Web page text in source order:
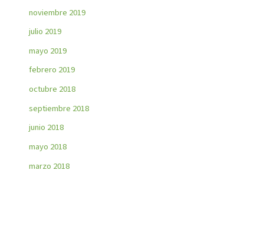
noviembre 2019
julio 2019
mayo 2019
febrero 2019
octubre 2018
septiembre 2018
junio 2018
mayo 2018
marzo 2018